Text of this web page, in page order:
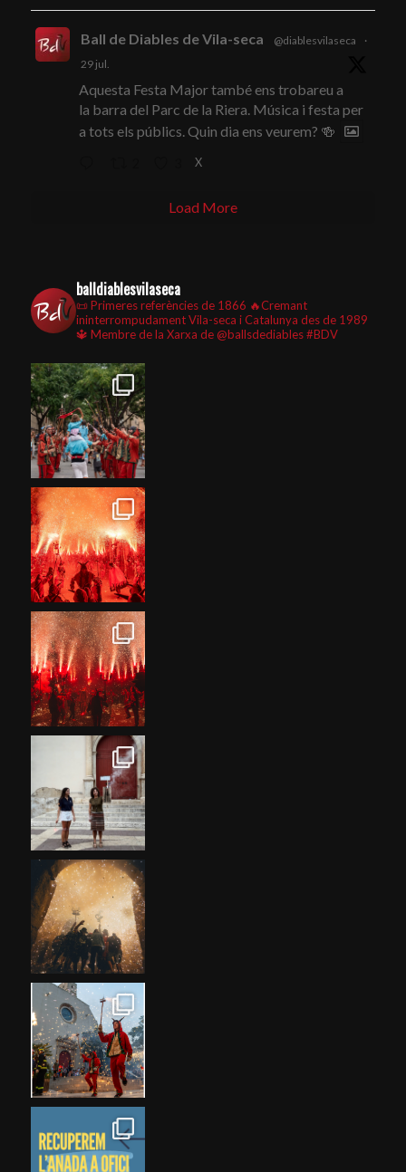
Ball de Diables de Vila-seca @diablesvilaseca
·
29 jul.
Aquesta Festa Major també ens trobareu a
la barra del Parc de la Riera. Música i festa per
a tots els públics. Quin dia ens veurem? 🍻
X
Load More
balldiablesvilaseca
📜 Primeres referències de 1866 🔥Cremant
ininterrompudament Vila-seca i Catalunya des de 1989
🔱 Membre de la Xarxa de @ballsdediables#BDV